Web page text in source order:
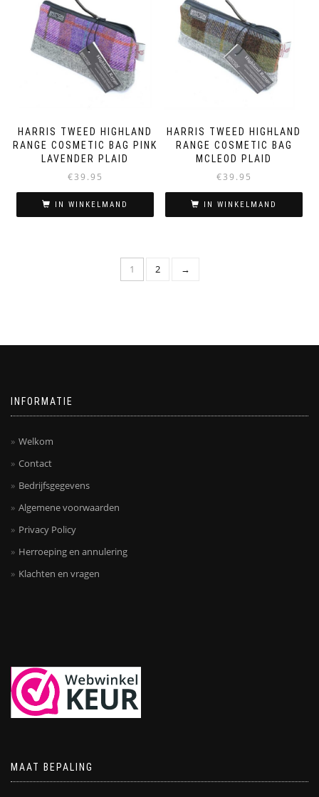
HARRIS TWEED HIGHLAND
RANGE COSMETIC BAG PINK
LAVENDER PLAID
€39.95
IN WINKELMAND
HARRIS TWEED HIGHLAND
RANGE COSMETIC BAG
MCLEOD PLAID
€39.95
IN WINKELMAND
1 2 →
INFORMATIE
Welkom
Contact
Bedrijfsgegevens
Algemene voorwaarden
Privacy Policy
Herroeping en annulering
Klachten en vragen
MAAT BEPALING